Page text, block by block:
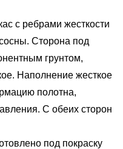
с ребрами жесткости
Сторона под
грунтом,
Наполнение жесткое
полотна,
С обеих сторон
под покраску